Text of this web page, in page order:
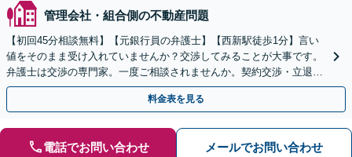
管理会社・組合側の不動産問題
【初回45分相談無料】【元銀行員の弁護士】【西新駅徒歩1分】言い
値をそのまま受け入れていませんか？交渉してみることが大事です。
弁護士は交渉の専門家。一度ご相談されませんか。契約交渉・立退き
請求・瑕疵問題その他不動産全般のご相談を承ります。
料金表を見る
電話でお問い合わせ メールでお問い合わせ